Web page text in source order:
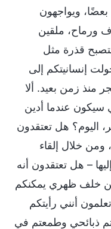
ويواجهون
ورماح، ملقين
قذرة مثل
إنسانيتكم إلى
منذ زمن بعيد. ألا
سيكون عندما أدين
اليوم؟ هل تعتقدون
ومن خلال إلقاء
– هل تعتقدون أنه
خلف ظهري يمكنكم
أنني رأيتكم
ذبائحي وطمعتم في